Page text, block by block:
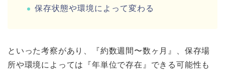
保存状態や環境によって変わる
といった考察があり、『約数週間〜数ヶ月』、保存場
所や環境によっては『年単位で存在』できる可能性も